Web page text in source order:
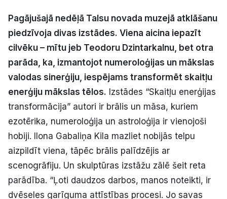
Sludinājumi
Pasākumi
Reklāma
Politiskā reklāma
Par mums
Kontakti
Ziņo redakcijai
Pagājušajā nedēļā Talsu novada muzejā atklāšanu
piedzīvoja divas izstādes. Viena aicina iepazīt
cilvēku – mītu jeb Teodoru Dzintarkalnu, bet otra
parāda, ka, izmantojot numeroloģijas un mākslas
valodas sinerģiju, iespējams transformēt skaitļu
enerģiju mākslas tēlos. Izstādes “Skaitļu enerģijas
transformācija” autori ir brālis un māsa, kuriem
ezotērika, numeroloģija un astroloģija ir vienojoši
hobiji. Ilona Gabaliņa Kila mazliet nobijās telpu
aizpildīt viena, tāpēc brālis palīdzējis ar
scenogrāfiju. Un skulptūras izstāžu zālē šeit reta
parādība. “Ļoti daudzos darbos, manos noteikti, ir
dvēseles garīguma attīstības procesi. Jo savas